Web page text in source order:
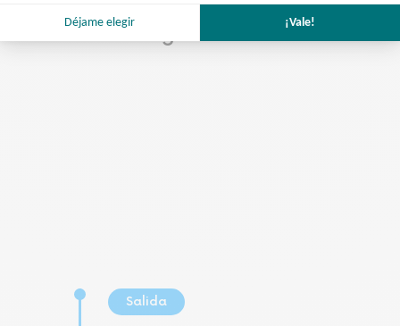
Nos encargamos de todo
Salida